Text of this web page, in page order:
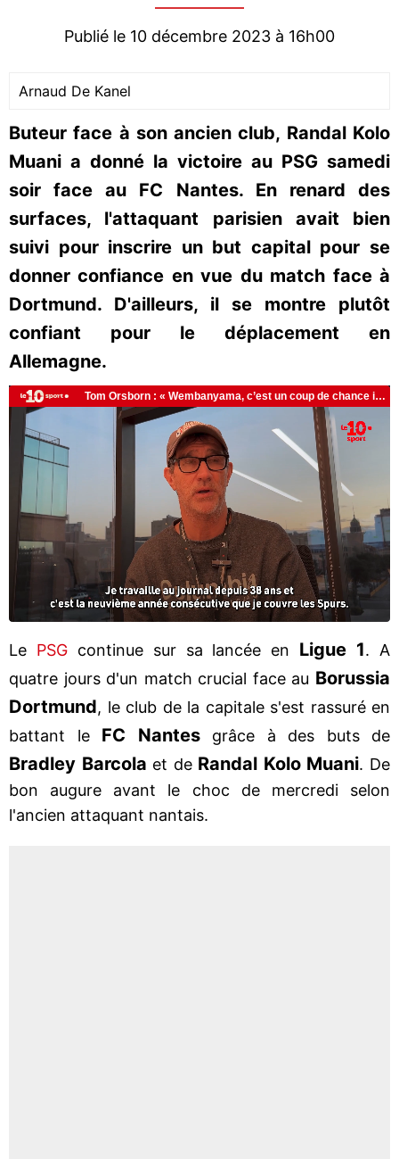
Publié le 10 décembre 2023 à 16h00
Arnaud De Kanel
Buteur face à son ancien club, Randal Kolo
Muani a donné la victoire au PSG samedi
soir face au FC Nantes. En renard des
surfaces, l'attaquant parisien avait bien
suivi pour inscrire un but capital pour se
donner confiance en vue du match face à
Dortmund. D'ailleurs, il se montre plutôt
confiant pour le déplacement en
Allemagne.
Le PSGcontinue sur sa lancée en Ligue 1. A
quatre jours d'un match crucial face au Borussia
Dortmund, le club de la capitale s'est rassuré en
battant le FC Nantesgrâce à des buts de
Bradley Barcola et de Randal Kolo Muani. De
bon augure avant le choc de mercredi selon
l'ancien attaquant nantais.